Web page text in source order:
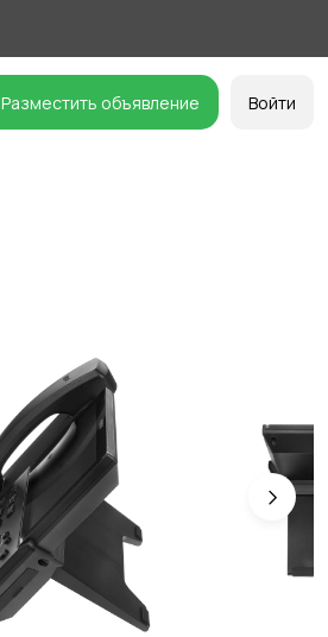
Разместить объявление Войти